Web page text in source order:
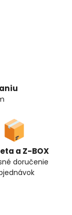
a Z-BOX
doručenie